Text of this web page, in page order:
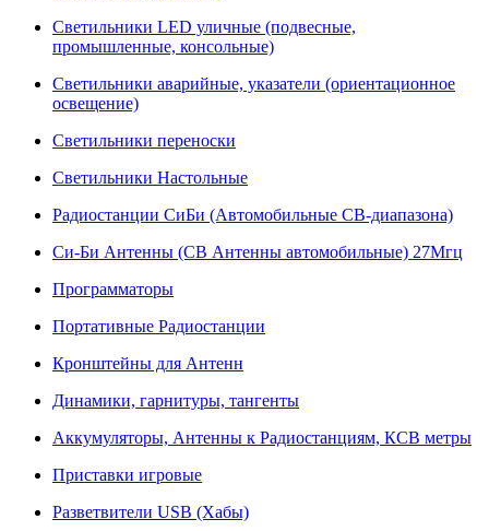
Светильники LED уличные (подвесные,
промышленные, консольные)
Светильники аварийные, указатели (ориентационное
освещение)
Светильники переноски
Светильники Настольные
Радиостанции СиБи (Автомобильные СВ-диапазона)
Си-Би Антенны (СВ Антенны автомобильные) 27Мгц
Программаторы
Портативные Радиостанции
Кронштейны для Антенн
Динамики, гарнитуры, тангенты
Аккумуляторы, Антенны к Радиостанциям, КСВ метры
Приставки игровые
Разветвители USB (Хабы)